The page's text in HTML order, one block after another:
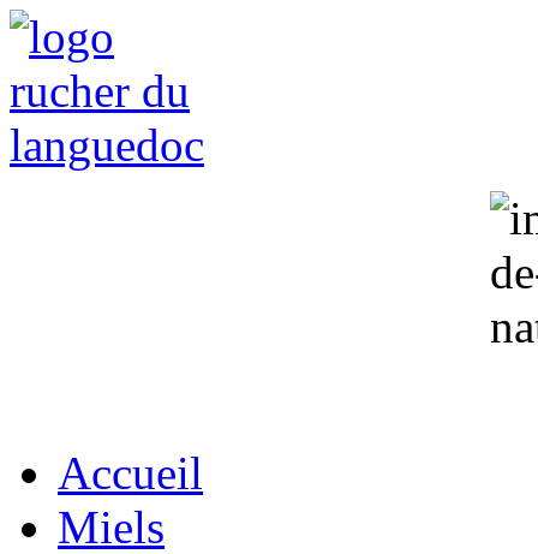
Accueil
Miels